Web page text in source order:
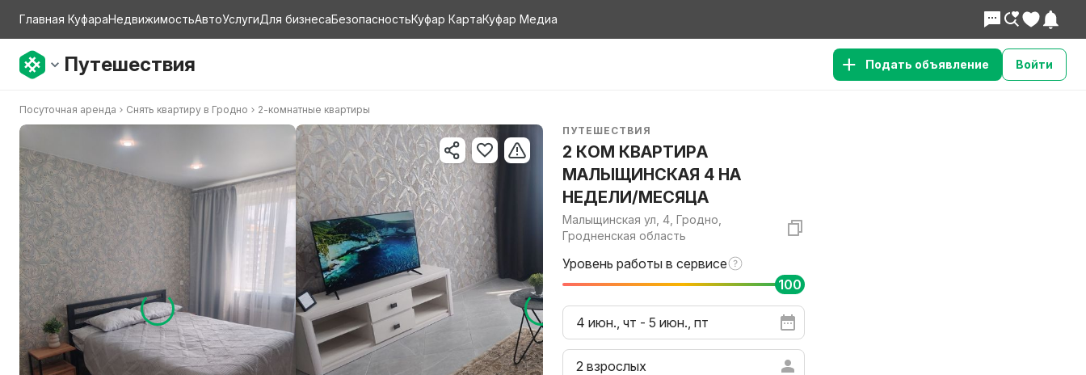
Главная КуфараНедвижимостьАвтоУслугиДля бизнесаБезопасностьКуфар КартаКуфар Медиа
Путешествия Подать объявление Войти
Посуточная аренда Снять квартиру в Гродно 2-комнатные квартиры
ПУТЕШЕСТВИЯ
2 КОМ КВАРТИРА
МАЛЫЩИНСКАЯ 4 НА
НЕДЕЛИ/МЕСЯЦА
Малыщинская ул, 4, Гродно,
Гродненская область
Уровень работы в сервисе
100
4 июн., чт - 5 июн., пт
2 взрослых